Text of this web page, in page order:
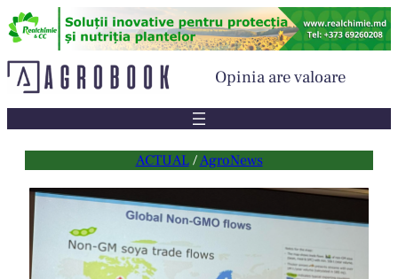
Sari
la
Opinia are valoare
ACTUAL / AgroNews